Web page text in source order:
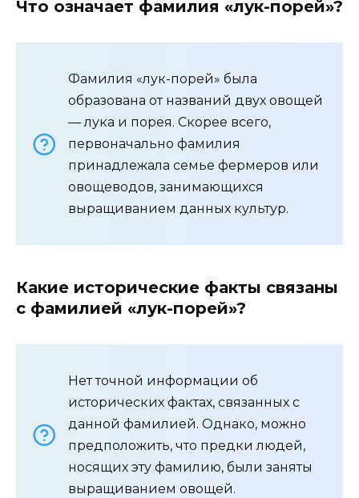
Что означает фамилия «лук-порей»?
Фамилия «лук-порей» была
образована от названий двух овощей
— лука и порея. Скорее всего,
первоначально фамилия
принадлежала семье фермеров или
овощеводов, занимающихся
выращиванием данных культур.
Какие исторические факты связаны
с фамилией «лук-порей»?
Нет точной информации об
исторических фактах, связанных с
данной фамилией. Однако, можно
предположить, что предки людей,
носящих эту фамилию, были заняты
выращиванием овощей.